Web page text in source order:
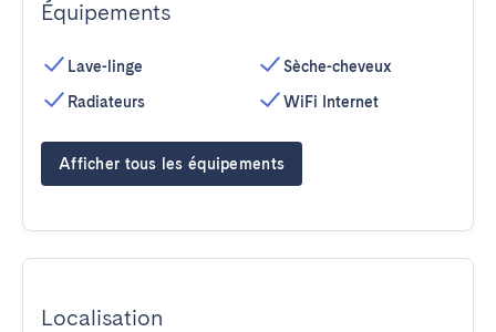
Équipements
Lave-linge
Radiateurs
Sèche-cheveux
WiFi Internet
Afficher tous les équipements
Localisation